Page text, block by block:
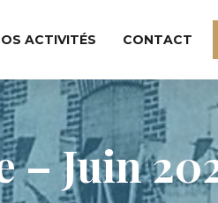
ACTIVITÉS CONTACT
– Juin